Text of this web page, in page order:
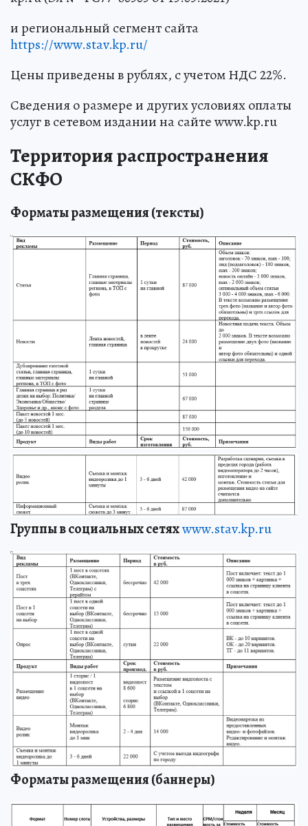
и региональный сегмент сайта
https://www.stav.kp.ru/
Цены приведены в рублях, с учетом НДС 22%.
Сведения о размере и других условиях оплаты
услуг в сетевом издании на сайте www.kp.ru
Территория распространения
СКФО
Форматы размещения (тексты)
Группы в социальных сетяхwww.stav.kp.ru
Форматы размещения (баннеры)